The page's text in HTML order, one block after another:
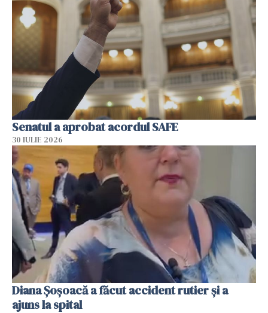
Senatul a aprobat acordul SAFE
30 IULIE 2026
Diana Șoșoacă a făcut accident rutier și a
ajuns la spital